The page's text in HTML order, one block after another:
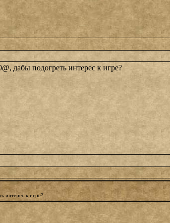
дабы подогреть интерес к игре?
интерес к игре?